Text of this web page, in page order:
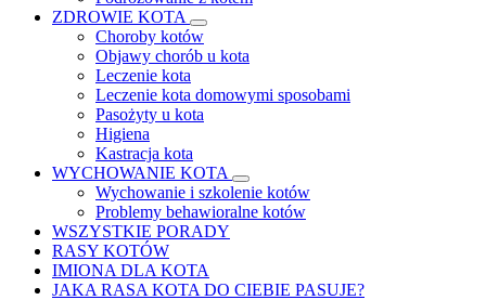
ZDROWIE KOTA
Choroby kotów
Objawy chorób u kota
Leczenie kota
Leczenie kota domowymi sposobami
Pasożyty u kota
Higiena
Kastracja kota
WYCHOWANIE KOTA
Wychowanie i szkolenie kotów
Problemy behawioralne kotów
WSZYSTKIE PORADY
RASY KOTÓW
IMIONA DLA KOTA
JAKA RASA KOTA DO CIEBIE PASUJE?